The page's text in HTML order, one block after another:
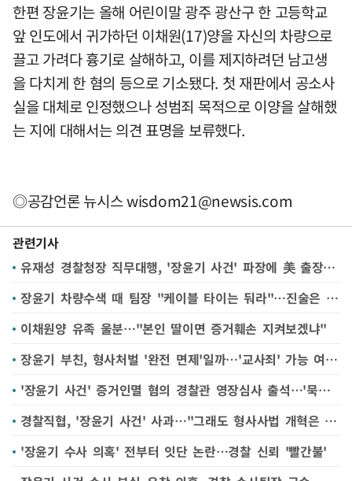
한편 장윤기는 올해 어린이말 광주 광산구 한 고등학교
앞 인도에서 귀가하던 이채원(17)양을 자신의 차량으로
끌고 가려다 흉기로 살해하고, 이를 제지하려던 남고생
을 다치게 한 혐의 등으로 기소됐다. 첫 재판에서 공소사
실을 대체로 인정했으나 성범죄 목적으로 이양을 살해했
는 지에 대해서는 의견 표명을 보류했다.
◎공감언론 뉴시스wisdom21@newsis.com
관련기사
유재성 경찰청장 직무대행, '장윤기 사건' 파장에 美 출장 조기 귀국
장윤기 차량수색 때 팀장 "케이블 타이는 둬라"…진술은 엇갈려
이채원양 유족 울분…"본인 딸이면 증거훼손 지켜보겠냐"
장윤기 부친, 형사처벌 '완전 면제'일까…'교사죄' 가능 여부 주목
'장윤기 사건' 증거인멸 혐의 경찰관 영장심사 출석…'묵묵부답'
경찰직협, '장윤기 사건' 사과…"그래도 형사사법 개혁은 계속돼야"
'장윤기 수사 의혹' 전부터 잇단 논란…경찰 신뢰 '빨간불'